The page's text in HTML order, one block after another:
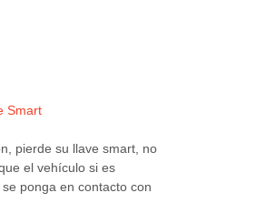
Smart
pierde su llave smart, no
el vehículo si es
ponga en contacto con